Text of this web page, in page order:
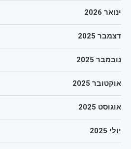
ינואר 2026
דצמבר 2025
נובמבר 2025
אוקטובר 2025
אוגוסט 2025
יולי 2025